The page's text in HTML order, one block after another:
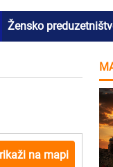
Žensko
na mapi